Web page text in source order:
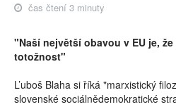
čas čtení 3 minuty
"Naší největší obavou v EU je,
totožnost"
L’uboš Blaha si říká "marxistický
slovenské sociálnědemokratické